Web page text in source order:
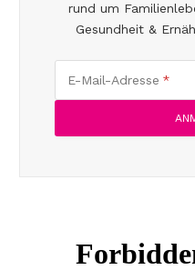
rund um
Gesundheit &
E-Mail-Adresse